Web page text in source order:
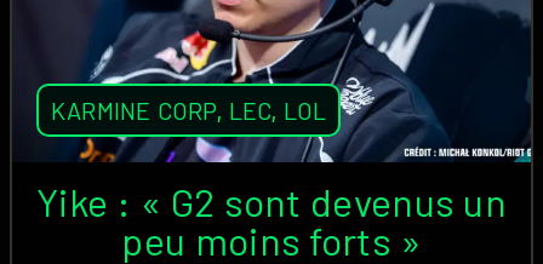
KARMINE CORP, LEC, LOL
Yike : « G2 sont devenus un
peu moins forts »